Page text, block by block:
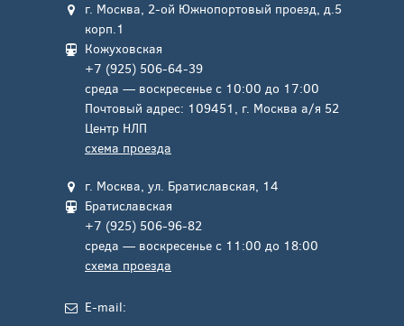
г. Москва, 2-ой Южнопортовый проезд, д.5
корп.1
Кожуховская
+7 (925) 506-64-39
среда — воскресенье с 10:00 до 17:00
Почтовый адрес: 109451, г. Москва а/я 52
Центр НЛП
схема проезда
г. Москва, ул. Братиславская, 14
Братиславская
+7 (925) 506-96-82
среда — воскресенье с 11:00 до 18:00
схема проезда
E-mail: